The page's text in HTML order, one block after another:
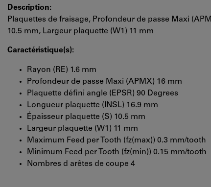
Description:
Plaquettes de fraisage, Profondeur de passe Maxi
10.5 mm, Largeur plaquette (W1) 11 mm
Caractéristique(s):
Rayon (RE) 1.6 mm
Profondeur de passe Maxi (APMX) 16 mm
Plaquette défini angle (EPSR) 90 Degrees
Longueur plaquette (INSL) 16.9 mm
Épaisseur plaquette (S) 10.5 mm
Largeur plaquette (W1) 11 mm
Maximum Feed per Tooth (fz(max)) 0.3 mm/tooth
Minimum Feed per Tooth (fz(min)) 0.15 mm/tooth
Nombres d arêtes de coupe 4